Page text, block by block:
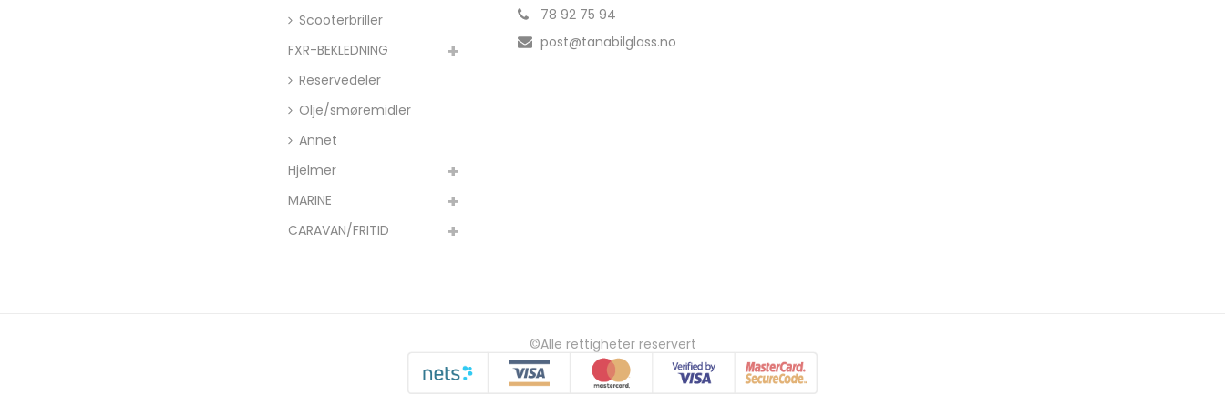
Scooterbriller
FXR-BEKLEDNING
Reservedeler
Olje/smøremidler
Annet
Hjelmer
MARINE
CARAVAN/FRITID
78 92 75 94
post@tanabilglass.no
©Alle rettigheter reservert